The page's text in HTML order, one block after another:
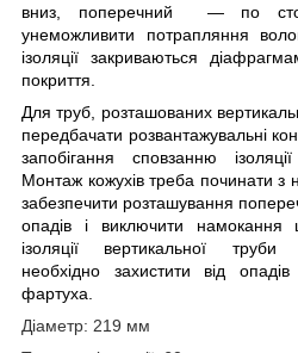
вниз, поперечний — по
унеможливити потрапляння
ізоляції закриваються
покриття.
Для труб, розташованих
передбачати розвантажувальні
запобігання сповзанню
Монтаж кожухів треба починати з
забезпечити розташування
опадів і виключити намокання
ізоляції вертикальної труби
необхідно захистити від
фартуха.
Діаметр: 219 мм